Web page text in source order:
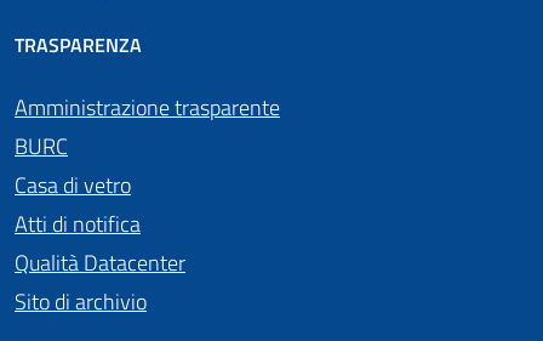
TRASPARENZA
Amministrazione trasparente
BURC
Casa di vetro
Atti di notifica
Qualità Datacenter
Sito di archivio